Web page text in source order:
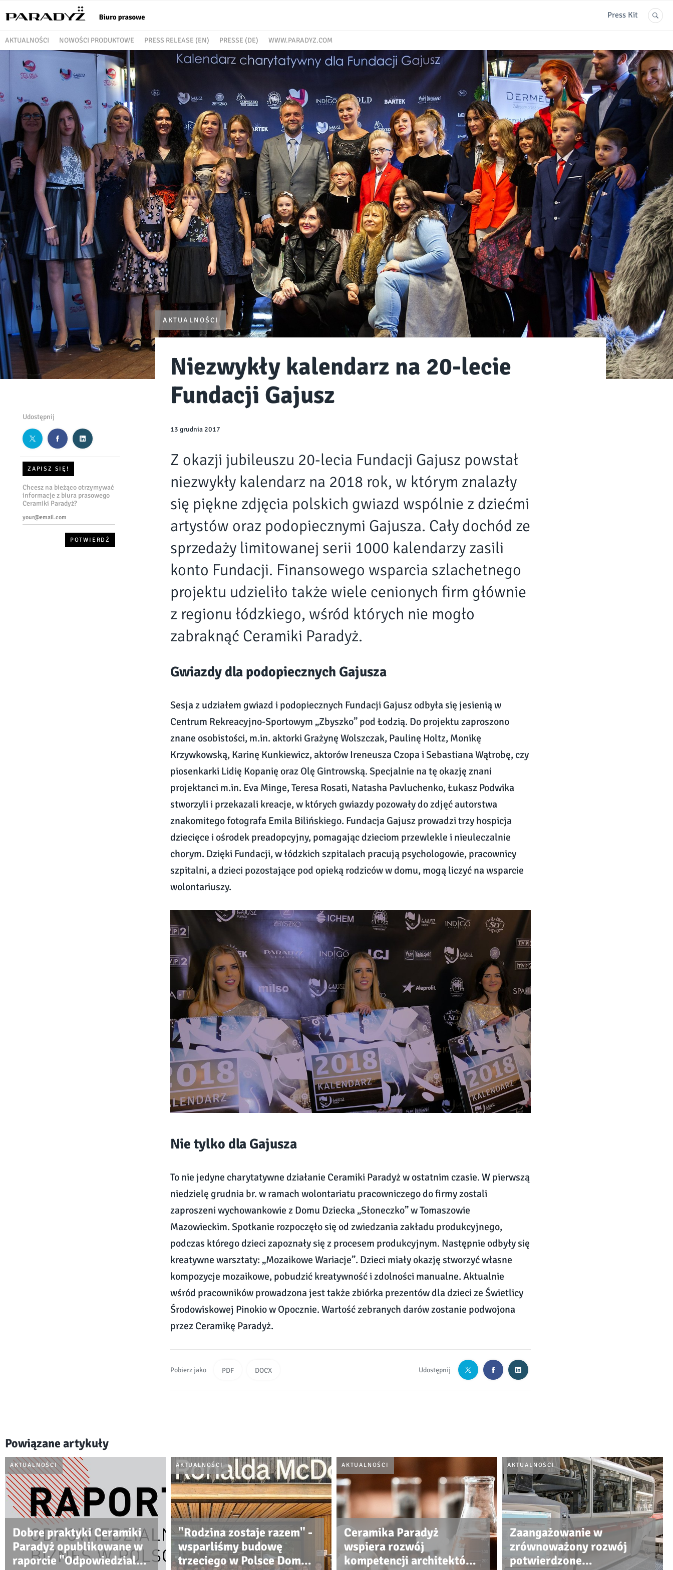
Press Kit
AKTUALNOŚCI NOWOŚCI PRODUKTOWE PRESS RELEASE (EN) PRESSE (DE) WWW.PARADYZ.COM
Udostępnij
ZAPISZ SIĘ!
Chcesz na bieżąco otrzymywać
informacje z biura prasowego
Ceramiki Paradyż?
AKTUALNOŚCI
Niezwykły kalendarz na 20-lecie
Fundacji Gajusz
13 grudnia 2017
Z okazji jubileuszu 20-lecia Fundacji Gajusz powstał
niezwykły kalendarz na 2018 rok, w którym znalazły
się piękne zdjęcia polskich gwiazd wspólnie z dziećmi
artystów oraz podopiecznymi Gajusza. Cały dochód ze
sprzedaży limitowanej serii 1000 kalendarzy zasili
konto Fundacji. Finansowego wsparcia szlachetnego
projektu udzieliło także wiele cenionych firm głównie
z regionu łódzkiego, wśród których nie mogło
zabraknąć Ceramiki Paradyż.
Gwiazdy dla podopiecznych Gajusza
Sesja z udziałem gwiazd i podopiecznych Fundacji Gajusz odbyła się jesienią w
Centrum Rekreacyjno-Sportowym „Zbyszko” pod Łodzią. Do projektu zaproszono
znane osobistości, m.in. aktorki Grażynę Wolszczak, Paulinę Holtz, Monikę
Krzywkowską, Karinę Kunkiewicz, aktorów Ireneusza Czopa i Sebastiana Wątrobę, czy
piosenkarki Lidię Kopanię oraz Olę Gintrowską. Specjalnie na tę okazję znani
projektanci m.in. Eva Minge, Teresa Rosati, Natasha Pavluchenko, Łukasz Podwika
stworzyli i przekazali kreacje, w których gwiazdy pozowały do zdjęć autorstwa
znakomitego fotografa Emila Bilińskiego. Fundacja Gajusz prowadzi trzy hospicja
dziecięce i ośrodek preadopcyjny, pomagając dzieciom przewlekle i nieuleczalnie
chorym. Dzięki Fundacji, w łódzkich szpitalach pracują psychologowie, pracownicy
szpitalni, a dzieci pozostające pod opieką rodziców w domu, mogą liczyć na wsparcie
wolontariuszy.
Nie tylko dla Gajusza
To nie jedyne charytatywne działanie Ceramiki Paradyż w ostatnim czasie. W pierwszą
niedzielę grudnia br. w ramach wolontariatu pracowniczego do firmy zostali
zaproszeni wychowankowie z Domu Dziecka „Słoneczko” w Tomaszowie
Mazowieckim. Spotkanie rozpoczęło się od zwiedzania zakładu produkcyjnego,
podczas którego dzieci zapoznały się z procesem produkcyjnym. Następnie odbyły się
kreatywne warsztaty: „Mozaikowe Wariacje”. Dzieci miały okazję stworzyć własne
kompozycje mozaikowe, pobudzić kreatywność i zdolności manualne. Aktualnie
wśród pracowników prowadzona jest także zbiórka prezentów dla dzieci ze Świetlicy
Środowiskowej Pinokio w Opocznie. Wartość zebranych darów zostanie podwojona
przez Ceramikę Paradyż.
Pobierz jako PDF DOCX Udostępnij
Powiązane artykuły
AKTUALNOŚCI
Dobre praktyki Ceramiki
Paradyż opublikowane w
raporcie "Odpowiedzialny
AKTUALNOŚCI
"Rodzina zostaje razem" -
wsparliśmy budowę
trzeciego w Polsce Domu
AKTUALNOŚCI
Ceramika Paradyż
wspiera rozwój
kompetencji architektów,
AKTUALNOŚCI
Zaangażowanie w
zrównoważony rozwój
potwierdzone